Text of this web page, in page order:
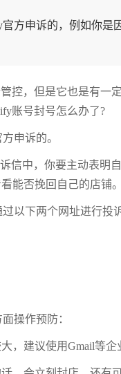
方申诉的，例如你是
控，但是它也是有一
账号封号怎么办了?
申诉的。
信中，你要主动表明
能否挽回自己的店铺。
以下两个网址进行投诉
操作预防：
，建议使用Gmail等企